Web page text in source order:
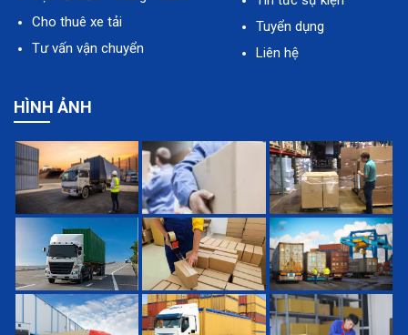
Cho thuê xe tải
Tư vấn vận chuyển
Tuyển dụng
Liên hệ
HÌNH ẢNH